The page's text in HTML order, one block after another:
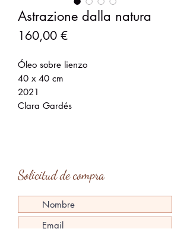
Astrazione dalla natura
160,00 €Precio
Óleo sobre lienzo
40 x 40 cm
2021
Clara Gardés
Solicitud de compra